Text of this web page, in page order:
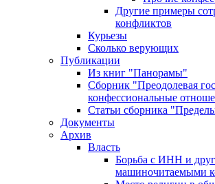
Другие примеры
конфликтов
Курьезы
Сколько верующих
Публикации
Из книг "Панорамы"
Сборник "Преодолевая
конфессиональные
Статьи сборника
Документы
Архив
Власть
Борьба с ИНН и
машиночитаемыми